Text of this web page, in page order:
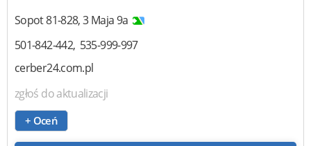
Sopot81-828,3 Maja 9a
501-842-442 535-999-997
cerber24.com.pl
zgłoś do aktualizacji
+ Oceń